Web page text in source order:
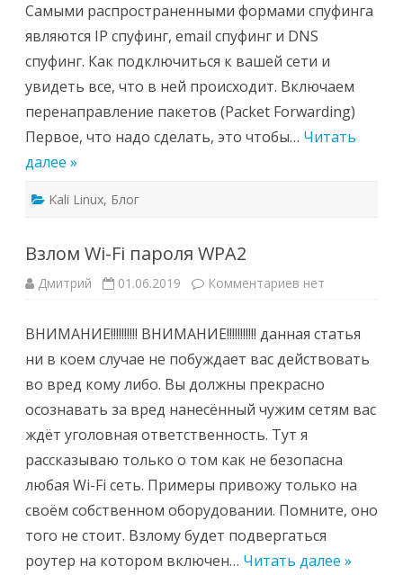
Самыми распространенными формами спуфинга
являются IP спуфинг, email спуфинг и DNS
спуфинг. Как подключиться к вашей сети и
увидеть все, что в ней происходит. Включаем
перенаправление пакетов (Packet Forwarding)
Первое, что надо сделать, это чтобы… Читать
далее »
Kali Linux, Блог
Взлом Wi-Fi пароля WPA2
Дмитрий 01.06.2019 Комментариев к
Fi
WPA2
нет
ВНИМАНИЕ!!!!!!!!!! ВНИМАНИЕ!!!!!!!!!!! данная статья
ни в коем случае не побуждает вас действовать
во вред кому либо. Вы должны прекрасно
осознавать за вред нанесённый чужим сетям вас
ждёт уголовная ответственность. Тут я
рассказываю только о том как не безопасна
любая Wi-Fi сеть. Примеры привожу только на
своём собственном оборудовании. Помните, оно
того не стоит. Взлому будет подвергаться
роутер на котором включен… Читать далее »